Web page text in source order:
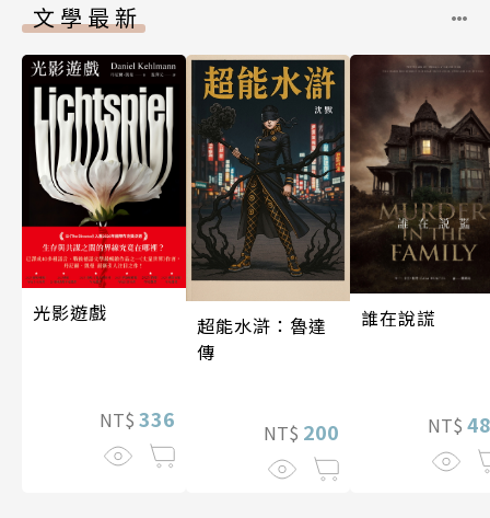
文學最新
光影遊戲
NT$ 336
超能水滸：魯達
傳
NT$ 200
誰在說謊
NT$